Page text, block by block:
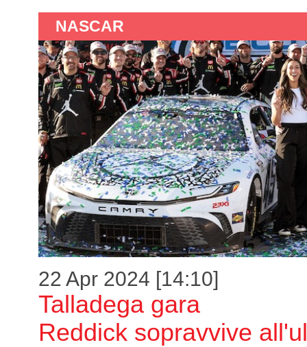
NASCAR
22 Apr 2024 [14:10]
Talladega gara
Reddick sopravvive